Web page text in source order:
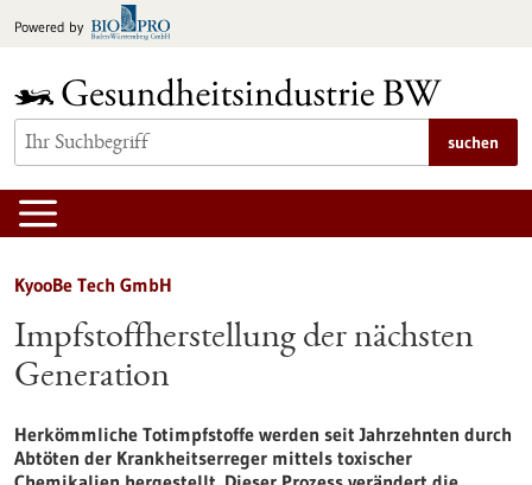
Inhalt
Powered by
suchen
KyooBe Tech GmbH
Impfstoffherstellung der nächsten
Generation
Herkömmliche Totimpfstoffe werden seit Jahrzehnten durch
Abtöten der Krankheitserreger mittels toxischer